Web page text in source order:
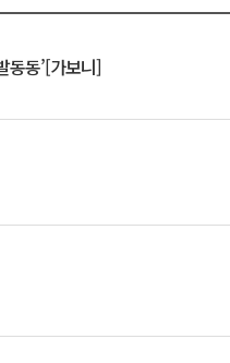
동동’[가보니]